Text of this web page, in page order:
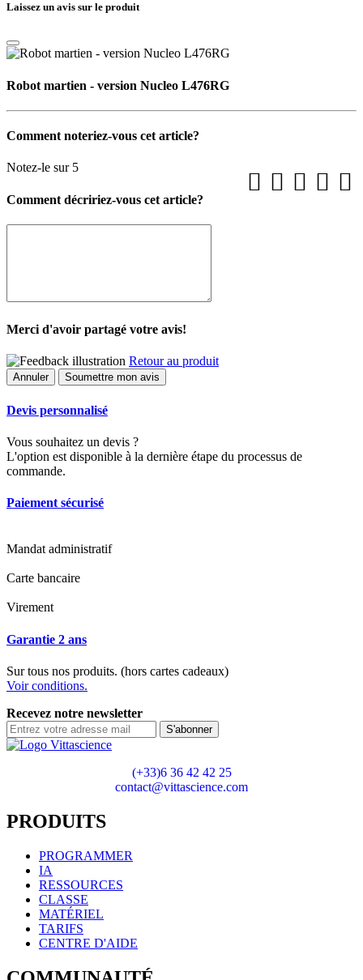
Laissez un avis sur le produit
Robot martien - version Nucleo L476RG
Comment noteriez-vous cet article?
Notez-le sur 5
Comment décririez-vous cet article?
Merci d'avoir partagé votre avis!
Retour au produit
Annuler Soumettre mon avis
Devis personnalisé
Vous souhaitez un devis ?
L'option est disponible à la dernière étape du processus de
commande.
Paiement sécurisé
Mandat administratif
Carte bancaire
Virement
Garantie 2 ans
Sur tous nos produits. (hors cartes cadeaux)
Voir conditions.
Recevez notre newsletter
S'abonner
(+33)6 36 42 42 25
contact@vittascience.com
PRODUITS
PROGRAMMER
IA
RESSOURCES
CLASSE
MATÉRIEL
TARIFS
CENTRE D'AIDE